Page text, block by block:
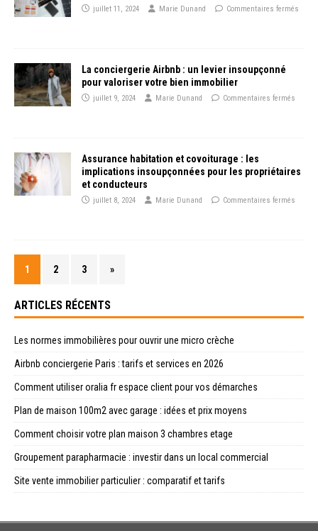
juillet 11, 2024 Marie Dunand Commentaires fermés
La conciergerie Airbnb : un levier insoupçonné
pour valoriser votre bien immobilier
juillet 9, 2024 Marie Dunand Commentaires fermés
Assurance habitation et covoiturage : les
implications insoupçonnées pour les propriétaires
et conducteurs
juillet 8, 2024 Marie Dunand Commentaires fermés
1 2 3 »
ARTICLES RÉCENTS
Les normes immobilières pour ouvrir une micro crèche
Airbnb conciergerie Paris : tarifs et services en 2026
Comment utiliser oralia fr espace client pour vos démarches
Plan de maison 100m2 avec garage : idées et prix moyens
Comment choisir votre plan maison 3 chambres etage
Groupement parapharmacie : investir dans un local commercial
Site vente immobilier particulier : comparatif et tarifs